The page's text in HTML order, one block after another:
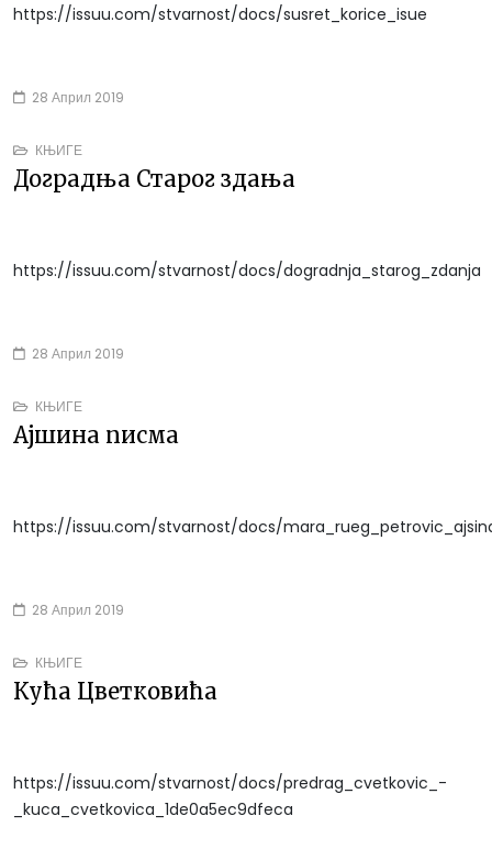
28 Април 2019
https://issuu.com/stvarnost/docs/susret_korice_isue
КЊИГЕ
28 Април 2019
Доградња Старог здања
https://issuu.com/stvarnost/docs/dogradnja_starog_zdanja
КЊИГЕ
28 Април 2019
Ајшина писма
https://issuu.com/stvarnost/docs/
КЊИГЕ
Кућа Цветковића
https://issuu.com/stvarnost/docs/predrag_cvetkovic_-
_kuca_cvetkovica_1de0a5ec9dfeca